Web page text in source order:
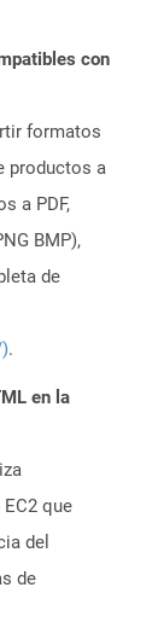
con
formatos
productos a
a PDF,
BMP),
de
.
en la
que
del
de